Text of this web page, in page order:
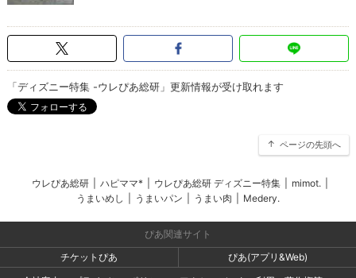
「ディズニー特集 -ウレぴあ総研」更新情報が受け取れます
ページの先頭へ
ウレぴあ総研 ハピママ* ウレぴあ総研 ディズニー特集 mimot.
うまいめし
うまいパン うまい肉 Medery.
ぴあ関連サイト
チケットぴあ
ぴあ(アプリ&Web)